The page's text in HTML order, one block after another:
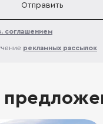
Отправить
соглашением
рекламных рассылок